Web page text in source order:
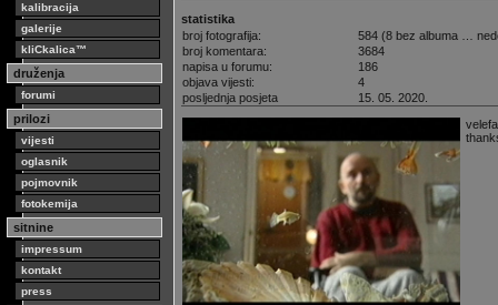
kalibracija
galerije
kliCkalica™
druženja
forumi
prilozi
vijesti
oglasnik
pojmovnik
fotokemija
sitnine
impressum
kontakt
press
statistika
broj fotografija:
584 (8 bez albuma …
broj komentara:
3684
napisa u forumu:
186
objava vijesti:
4
posljednja posjeta
15. 05. 2020.